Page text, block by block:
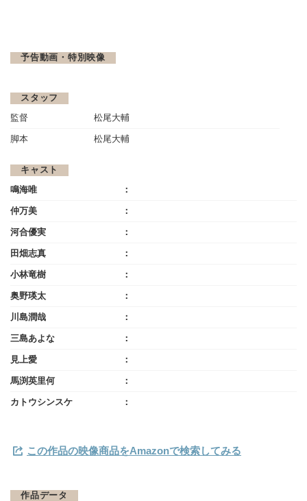
予告動画・特別映像
スタッフ
監督 松尾大輔
脚本 松尾大輔
キャスト
鳴海唯
仲万美
河合優実
田畑志真
小林竜樹
奥野瑛太
川島潤哉
三島あよな
見上愛
馬渕英里何
カトウシンスケ
この作品の映像商品をAmazonで検索してみる
作品データ